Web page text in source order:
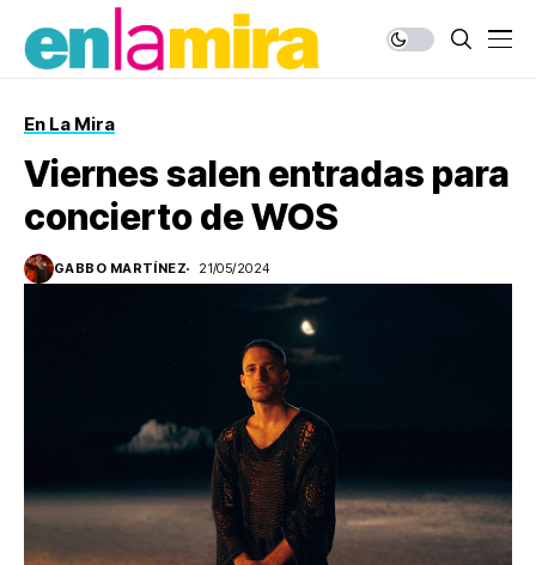
En La Mira
Viernes salen entradas para
concierto de WOS
GABBO MARTÍNEZ 21/05/2024